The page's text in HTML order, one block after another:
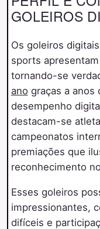
GOLEIROS
Os goleiros
sports
tornando-se
anograças a anos
desempenho
destacam-se
campeonatos
premiações que
reconhecimento
Esses goleiros
impressionantes,
difíceis e